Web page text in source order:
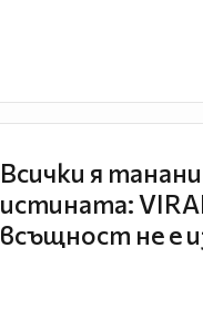
Всички я
истината:
всъщност не е